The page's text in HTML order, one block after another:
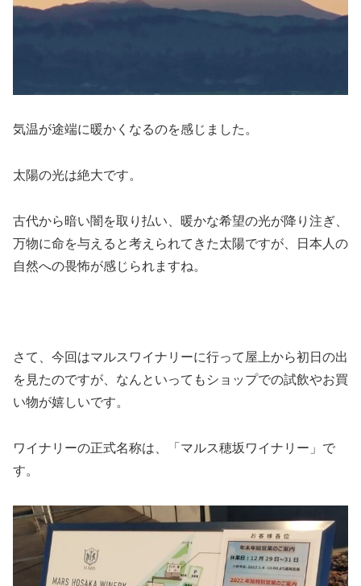
気温が途端に暖かくなるのを感じました。
太陽の光は絶大です。
古代から暗い闇を取り払い、暖かな希望の光が降り注ぎ、
万物に命を与えると考えられてきた太陽ですが、日本人の
自然への畏怖が感じられますね。
さて、今回はマルスワイナリーに行って屋上から初日の出
を見たのですが、なんといってもショップでの試飲やお買
い物が嬉しいです。
ワイナリーの正式名称は、「マルス穂坂ワイナリー」で
す。